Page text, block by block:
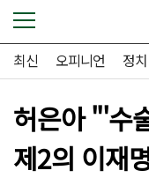
최신 오피니언 정치
허은아 "'수
제2의 이재